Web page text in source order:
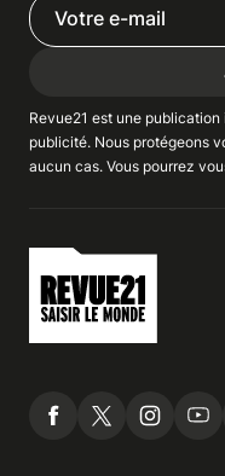
Revue21 est une
publicité. Nous protégeons
aucun cas. Vous pourrez